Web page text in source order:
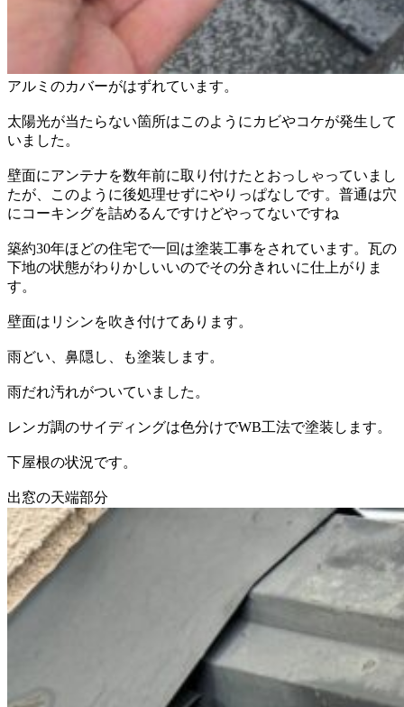
アルミのカバーがはずれています。
太陽光が当たらない箇所はこのようにカビやコケが発生して
いました。
壁面にアンテナを数年前に取り付けたとおっしゃっていまし
たが、このように後処理せずにやりっぱなしです。普通は穴
にコーキングを詰めるんですけどやってないですね
築約30年ほどの住宅で一回は塗装工事をされています。瓦の
下地の状態がわりかしいいのでその分きれいに仕上がりま
す。
壁面はリシンを吹き付けてあります。
雨どい、鼻隠し、も塗装します。
雨だれ汚れがついていました。
レンガ調のサイディングは色分けでWB工法で塗装します。
下屋根の状況です。
出窓の天端部分